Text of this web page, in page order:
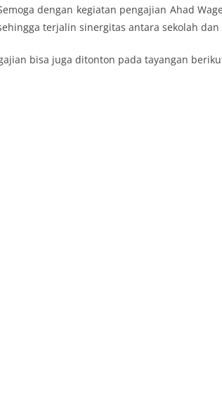
dengan kegiatan pengajian Ahad
terjalin sinergitas antara sekolah dan
bisa juga ditonton pada tayangan